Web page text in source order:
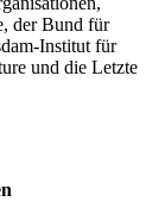
der Bund für
Institut für
und die Letzte